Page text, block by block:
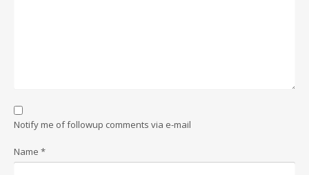
Notify me of followup comments via e-mail
Name *